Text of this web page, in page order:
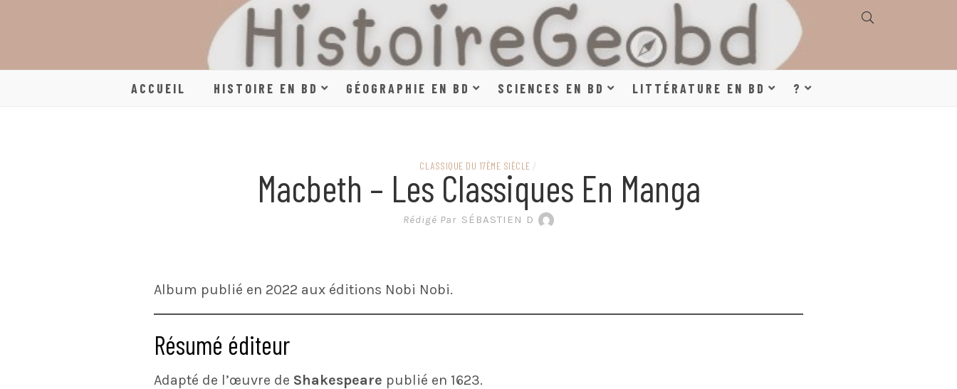
HISTOIRE, GÉOGRAPHIE,
SCIENCES, LITTÉRATURE
EN BANDE DESSINÉE
ACCUEIL HISTOIRE EN BD GÉOGRAPHIE EN BD SCIENCES EN BD LITTÉRATURE EN BD ?
CLASSIQUE DU 17ÈME SIÈCLE /
Macbeth – Les Classiques En Manga
Rédigé Par SÉBASTIEN D
Album publié en 2022 aux éditions Nobi Nobi.
Résumé éditeur
Adapté de l’œuvre de Shakespeare publié en 1623.